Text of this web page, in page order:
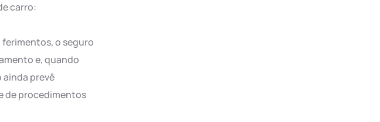
carro:
ferimentos, o seguro
e, quando
ainda prevê
de procedimentos